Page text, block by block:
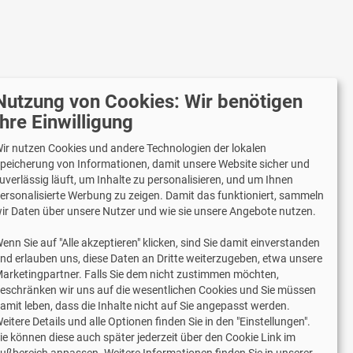
versenden mit
Lieferung auch an Packstationen und
Postfilialen
Samstagszustellung
2 Jahre Gewährleistung
von Cookies: Wir benötigen
Einwilligung
nutzen Cookies und andere Technologien der lokalen
von Informationen, damit unsere Website sicher und
läuft, um Inhalte zu personalisieren, und um Ihnen
Werbung zu zeigen. Damit das funktioniert, sammeln
Daten über unsere Nutzer und wie sie unsere Angebote nutzen.
Sie auf "Alle akzeptieren" klicken, sind Sie damit einverstanden
erlauben uns, diese Daten an Dritte weiterzugeben, etwa unsere
Falls Sie dem nicht zustimmen möchten,
wir uns auf die wesentlichen Cookies und Sie müssen
leben, dass die Inhalte nicht auf Sie angepasst werden.
Details und alle Optionen finden Sie in den "Einstellungen".
können diese auch später jederzeit über den Cookie Link im